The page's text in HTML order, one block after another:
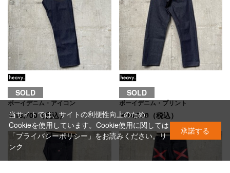
SOLD
ボーイデニム・アイコン
￥18,700（税込）
SOLD
ボーイデニム・プリント
￥18,700（税込）
当サイトでは、サイトの利便性向上のため、
Cookieを使用しています。Cookie使用に関しては
「プライバシーポリシー」をお読みください。リ
ンク
承諾する